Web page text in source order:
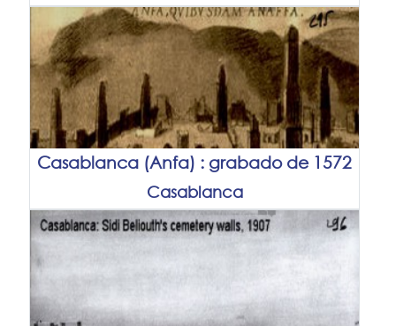
Casablanca (Anfa) : grabado de 1572
Casablanca